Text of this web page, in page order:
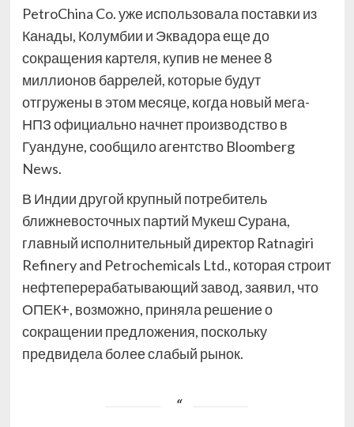
PetroChina Co. уже использовала поставки из
Канады, Колумбии и Эквадора еще до
сокращения картеля, купив не менее 8
миллионов баррелей, которые будут
отгружены в этом месяце, когда новый мега-
НПЗ официально начнет производство в
Гуандуне, сообщило агентство Bloomberg
News.
В Индии другой крупный потребитель
ближневосточных партий Мукеш Сурана,
главный исполнительный директор Ratnagiri
Refinery and Petrochemicals Ltd., которая строит
нефтеперерабатывающий завод, заявил, что
ОПЕК+, возможно, приняла решение о
сокращении предложения, поскольку
предвидела более слабый рынок.